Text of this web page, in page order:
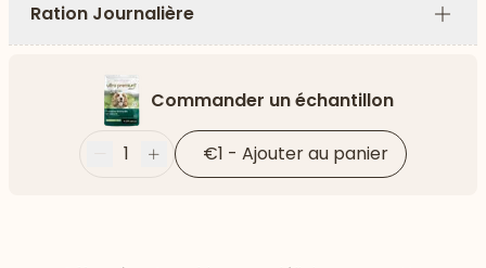
Ration Journalière
Plus
Commander un échantillon
Moins
1 Plus €1 - Ajouter au panier